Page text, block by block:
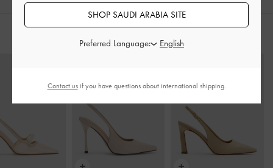
SHOP SAUDI ARABIA SITE
Preferred Language:
Contact usif you have questions about international shipping.